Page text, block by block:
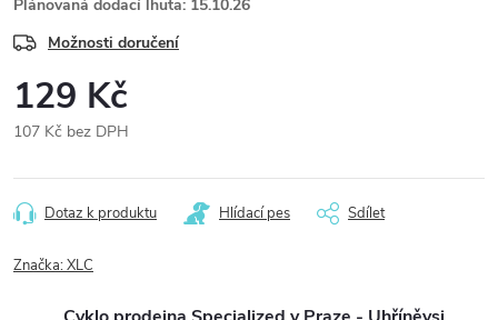
Plánovaná dodací lhuta: 15.10.26
Možnosti doručení
129 Kč
107 Kč bez DPH
cena:
Dotaz k produktu Hlídací pes Sdílet
Značka:XLC